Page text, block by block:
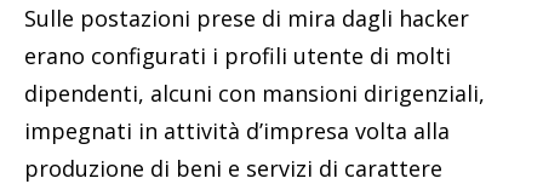
Sulle postazioni prese di mira dagli hacker
erano configurati i profili utente di molti
dipendenti, alcuni con mansioni dirigenziali,
impegnati in attività d’impresa volta alla
produzione di beni e servizi di carattere